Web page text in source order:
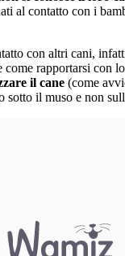
al contatto con i
con altri cani,
come rapportarsi con
il cane (come
sotto il muso e non